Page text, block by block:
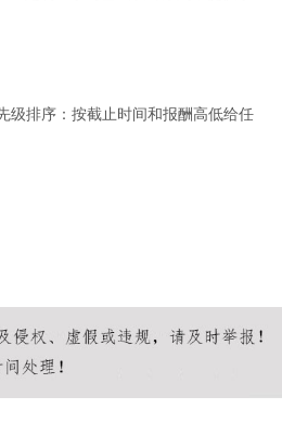
级排序：按截止时间和报酬高低给任